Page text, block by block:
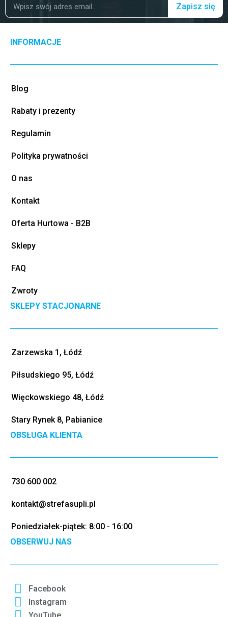
Zapisz się
INFORMACJE
Blog
Rabaty i prezenty
Regulamin
Polityka prywatności
O nas
Kontakt
Oferta Hurtowa - B2B
Sklepy
FAQ
Zwroty
SKLEPY STACJONARNE
Zarzewska 1, Łódź
Piłsudskiego 95, Łódź
Więckowskiego 48, Łódź
Stary Rynek 8, Pabianice
OBSŁUGA KLIENTA
730 600 002
kontakt@strefasupli.pl
Poniedziałek-piątek: 8:00 - 16:00
OBSERWUJ NAS
Facebook
Instagram